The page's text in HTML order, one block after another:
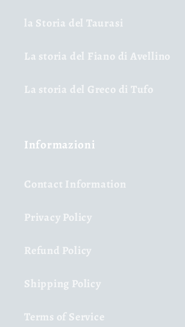
la Storia del Taurasi
La storia del Fiano di Avellino
La storia del Greco di Tufo
Informazioni
Contact Information
Privacy Policy
Refund Policy
Shipping Policy
Terms of Service